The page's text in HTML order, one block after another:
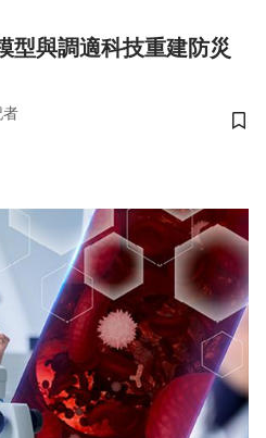
型與調適科技重建防災
者
儲